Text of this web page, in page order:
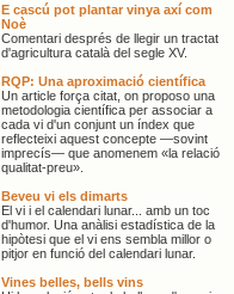
E cascú pot plantar vinya axí com
Noè
Comentari després de llegir un tractat
d'agricultura català del segle XV.
RQP: Una aproximació científica
Un article força citat, on proposo una
metodologia científica per associar a
cada vi d'un conjunt un índex que
reflecteixi aquest concepte —sovint
imprecís— que anomenem «la relació
qualitat-preu».
Beveu vi els dimarts
El vi i el calendari lunar... amb un toc
d'humor. Una anàlisi estadística de la
hipòtesi que el vi ens sembla millor o
pitjor en funció del calendari lunar.
Vines belles, bells vins